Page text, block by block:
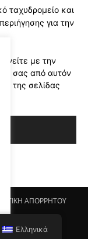
ταχυδρομείο και
για την
με την
σας από αυτόν
της σελίδας
ΑΠΟΡΡΗΤΟΥ
TagDivΕλληνικά